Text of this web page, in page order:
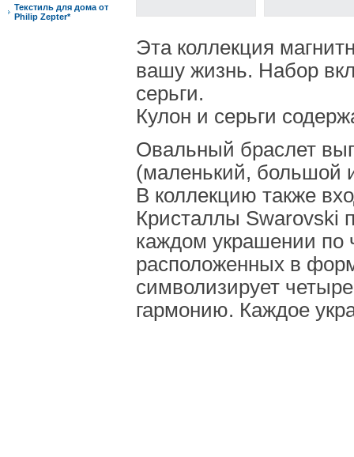
Текстиль для дома от
Philip Zepter*
Эта коллекция
вашу жизнь. Набор
серьги.
Кулон и серьги
Овальный браслет
(маленький, большой
В коллекцию также
Кристаллы Swarovski
каждом украшении по
расположенных в
символизирует
гармонию. Каждое